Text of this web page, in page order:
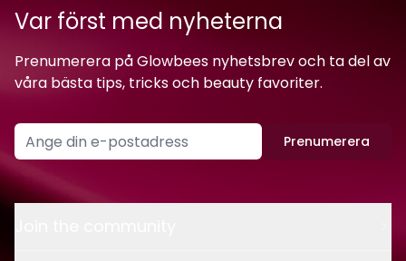
Var först med nyheterna
Prenumerera på Glowbees nyhetsbrev och ta del av
våra bästa tips, tricks och beauty favoriter.
Prenumerera